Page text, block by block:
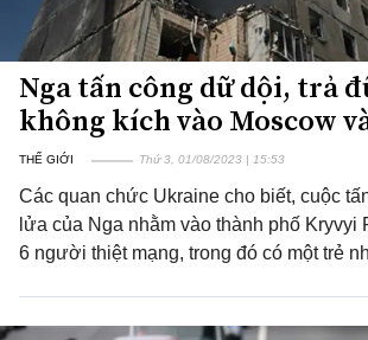
Nga tấn công dữ dội, trả
không kích vào Moscow
THẾ GIỚI Thứ 3, 01/08/2023 | 15:53
Các quan chức Ukraine cho biết, cuộc
lửa của Nga nhằm vào thành phố Kryvyi
6 người thiệt mạng, trong đó có một trẻ